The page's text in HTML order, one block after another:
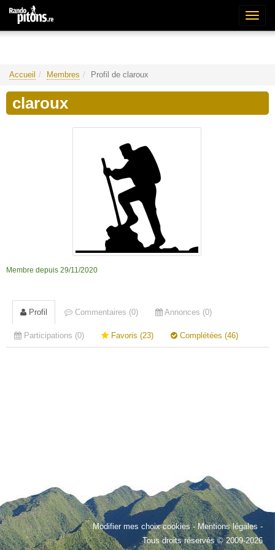
Accueil Membres Profil de claroux
claroux
Membre depuis 29/11/2020
Profil Commentaires (0) Annonces (0)
Participations (0) Favoris (23) Complétées (46)
Modifier mes choix cookies-Mentions légales -
Tous droits réservés © 2009-2026